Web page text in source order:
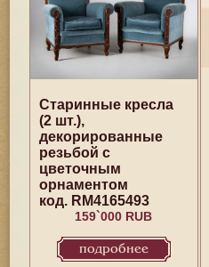
Старинные кресла
(2 шт.),
декорированные
резьбой с
цветочным
орнаментом
код. RM4165493
159`000 RUB
подробнее